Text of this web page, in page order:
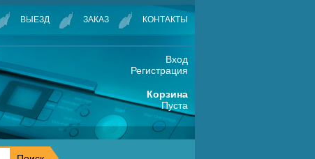
ВЫЕЗД ЗАКАЗ КОНТАКТЫ
Вход
Регистрация
Корзина
Пуста